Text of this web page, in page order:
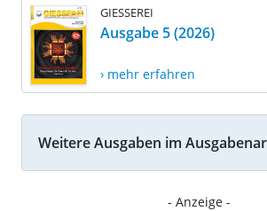
GIESSEREI
Ausgabe 5 (2026)
› mehr erfahren
Weitere Ausgaben im
- Anzeige -